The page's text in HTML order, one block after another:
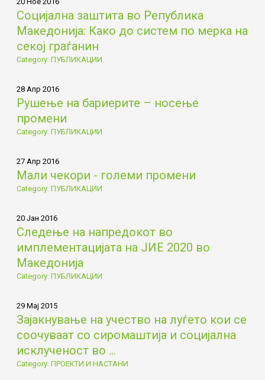
Социјална заштита во Република
Македонија: Како до систем по мерка на
секој граѓанин
Category: ПУБЛИКАЦИИ
28 Апр 2016
Рушење на бариерите – носење
промени
Category: ПУБЛИКАЦИИ
27 Апр 2016
Мали чекори - големи промени
Category: ПУБЛИКАЦИИ
20 Јан 2016
Следење на напредокот во
имплементацијата на ЈИЕ 2020 во
Македонија
Category: ПУБЛИКАЦИИ
29 Мај 2015
Зајакнување на учество на луѓето кои се
соочуваат со сиромаштија и социјална
исклученост во ...
Category: ПРОЕКТИ И НАСТАНИ